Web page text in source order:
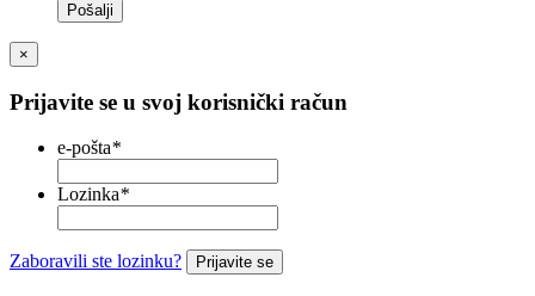
Pošalji
×
Prijavite se u svoj korisnički račun
e-pošta*
Lozinka*
Zaboravili ste lozinku? Prijavite se